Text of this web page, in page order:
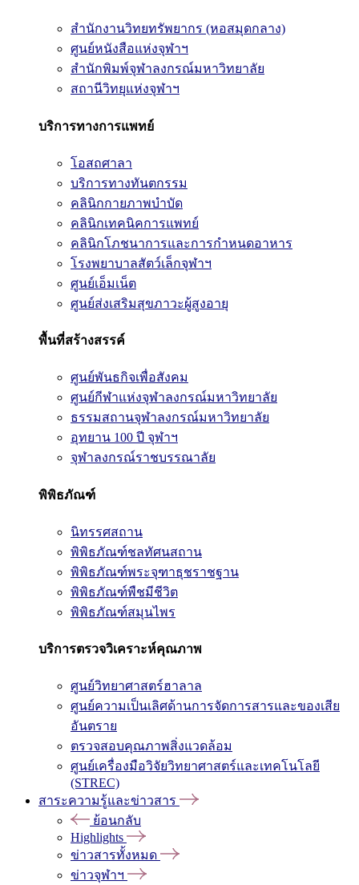
สำนักงานวิทยทรัพยากร (หอสมุดกลาง)
ศูนย์หนังสือแห่งจุฬาฯ
สำนักพิมพ์จุฬาลงกรณ์มหาวิทยาลัย
สถานีวิทยุแห่งจุฬาฯ
บริการทางการแพทย์
โอสถศาลา
บริการทางทันตกรรม
คลินิกกายภาพบำบัด
คลินิกเทคนิคการแพทย์
คลินิกโภชนาการและการกำหนดอาหาร
โรงพยาบาลสัตว์เล็กจุฬาฯ
ศูนย์เอ็มเน็ต
ศูนย์ส่งเสริมสุขภาวะผู้สูงอายุ
พื้นที่สร้างสรรค์
ศูนย์พันธกิจเพื่อสังคม
ศูนย์กีฬาแห่งจุฬาลงกรณ์มหาวิทยาลัย
ธรรมสถานจุฬาลงกรณ์มหาวิทยาลัย
อุทยาน 100 ปี จุฬาฯ
จุฬาลงกรณ์ราชบรรณาลัย
พิพิธภัณฑ์
นิทรรศสถาน
พิพิธภัณฑ์ชลทัศนสถาน
พิพิธภัณฑ์พระจุฑาธุชราชฐาน
พิพิธภัณฑ์พืชมีชีวิต
พิพิธภัณฑ์สมุนไพร
บริการตรวจวิเคราะห์คุณภาพ
ศูนย์วิทยาศาสตร์ฮาลาล
ศูนย์ความเป็นเลิศด้านการจัดการสารและของเสีย
อันตราย
ตรวจสอบคุณภาพสิ่งแวดล้อม
ศูนย์เครื่องมือวิจัยวิทยาศาสตร์และเทคโนโลยี
(STREC)
สาระความรู้และข่าวสาร
ย้อนกลับ
Highlights
ข่าวสารทั้งหมด
ข่าวจุฬาฯ